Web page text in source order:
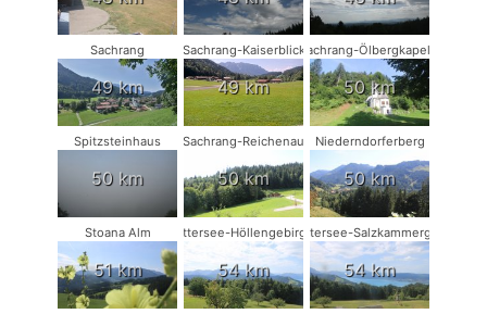
Sachrang
49 km
Sachrang-Kaiserblick
49 km
Sachrang-Ölbergkapelle
50 km
Spitzsteinhaus
50 km
Sachrang-Reichenau
50 km
Niederndorferberg
50 km
Stoana Alm
51 km
Attersee-Höllengebirge
54 km
Attersee-Salzkammergut
54 km